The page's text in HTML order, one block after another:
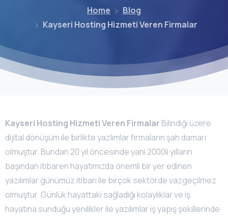
Home
Blog
Kayseri Hosting Hizmeti Veren Firmalar
Kayseri Hosting Hizmeti Veren Firmalar Bilindiği üzere
dijital dönüşüm ile birlikte yazlımlar firmaların şah damarı
olmuştur. Bundan 20 yıl öncesinde yani 2000li yılların
başından itibaren hayatımızda önemli bir yer edinen
yazılımlar günümüz itibarı ile birçok sektörde vazgeçilmez
olmuştur. Günlük hayattaki sağladığı kolaylıklar ve iş
hayatına sunduğu yenilikler ile yazılımlar iş yapış şekillerinde